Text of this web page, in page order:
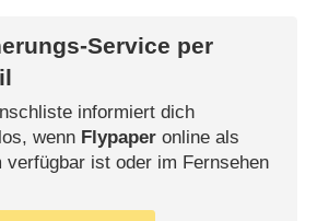
Service per
informiert dich
wenn Flypaperonline als
verfügbar ist oder im Fernsehen